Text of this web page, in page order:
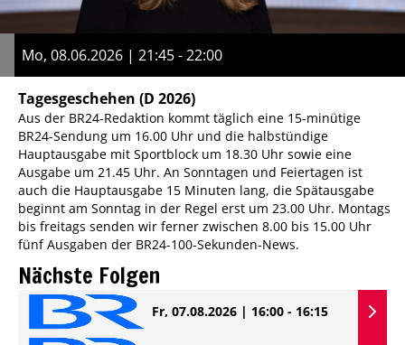
Mo, 08.06.2026 | 21:45 - 22:00
Tagesgeschehen (D 2026)
Aus der BR24-Redaktion kommt täglich eine 15-minütige
BR24-Sendung um 16.00 Uhr und die halbstündige
Hauptausgabe mit Sportblock um 18.30 Uhr sowie eine
Ausgabe um 21.45 Uhr. An Sonntagen und Feiertagen ist
auch die Hauptausgabe 15 Minuten lang, die Spätausgabe
beginnt am Sonntag in der Regel erst um 23.00 Uhr. Montags
bis freitags senden wir ferner zwischen 8.00 bis 15.00 Uhr
fünf Ausgaben der BR24-100-Sekunden-News.
Nächste Folgen
Fr, 07.08.2026 | 16:00 - 16:15